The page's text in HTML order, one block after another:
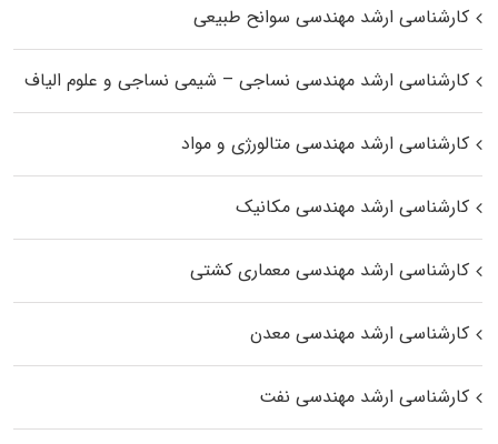
کارشناسی ارشد مهندسی سوانح طبیعی
کارشناسی ارشد مهندسی نساجی – شیمی نساجی و علوم الیاف
کارشناسی ارشد مهندسی متالورژی و مواد
کارشناسی ارشد مهندسی مکانیک
کارشناسی ارشد مهندسی معماری کشتی
کارشناسی ارشد مهندسی معدن
کارشناسی ارشد مهندسی نفت